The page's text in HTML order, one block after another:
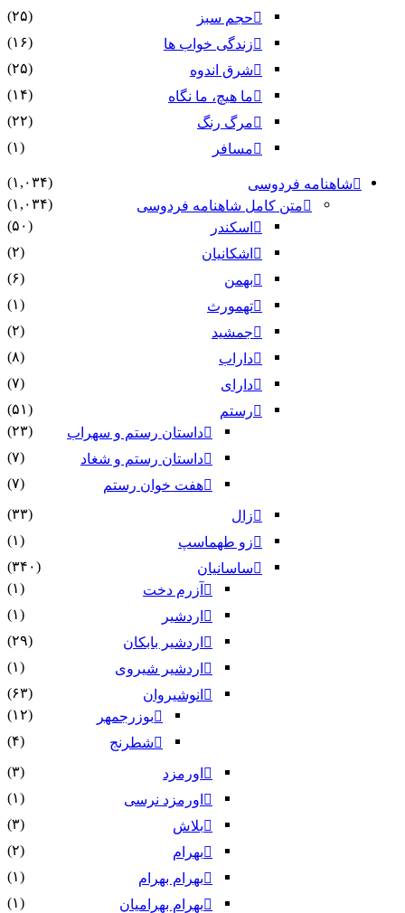
حجم سبز
(۲۵)
زندگی خواب ها
(۱۶)
شرق اندوه
(۲۵)
ما هیچ، ما نگاه
(۱۴)
مرگ رنگ
(۲۲)
مسافر
(۱)
شاهنامه فردوسی
(۱,۰۳۴)
متن کامل شاهنامه فردوسی
(۱,۰۳۴)
اسکندر
(۵۰)
اشکانیان
(۲)
بهمن
(۶)
تهمورث
(۱)
جمشید
(۲)
داراب
(۸)
دارای
(۷)
رستم
(۵۱)
داستان رستم و سهراب
(۲۳)
داستان رستم و شغاد
(۷)
هفت خوان رستم‏
(۷)
زال
(۳۳)
زو طهماسپ‏
(۱)
ساسانیان
(۳۴۰)
آزرم دخت
(۱)
اردشیر
(۱)
اردشیر بابکان
(۲۹)
اردشیر شیروی
(۱)
انوشیروان
(۶۳)
بوزرجمهر
(۱۲)
شطرنج
(۴)
اورمزد
(۳)
اورمزد نرسى‏
(۱)
بلاش
(۳)
بهرام
(۲)
بهرام بهرام
(۱)
بهرام بهرامیان‏
(۱)